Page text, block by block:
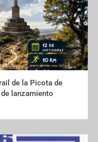
de la Picota de
lanzamiento